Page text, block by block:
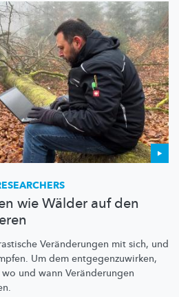
wie Wälder auf den
Veränderungen mit sich, und
Um dem entgegenzuwirken,
wo und wann Veränderungen